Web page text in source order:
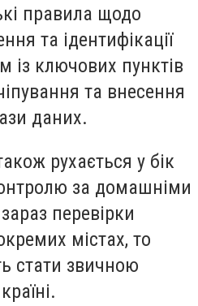
правила щодо
та ідентифікації
із ключових пунктів
та внесення
даних.
рухається у бік
за домашніми
перевірки
містах, то
стати звичною